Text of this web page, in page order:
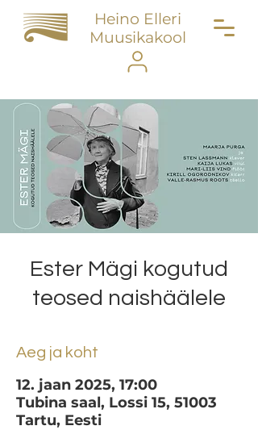
Heino Elleri
Muusikakool
Ester Mägi kogutud
teosed naishäälele
Aeg ja koht
12. jaan 2025, 17:00
Tubina saal, Lossi 15, 51003
Tartu, Eesti